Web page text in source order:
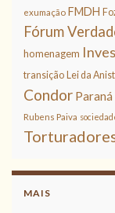
exumação FMDH
Fórum
homenagem
transição
Lei da
Condor Paraná
Rubens Paiva
MAIS